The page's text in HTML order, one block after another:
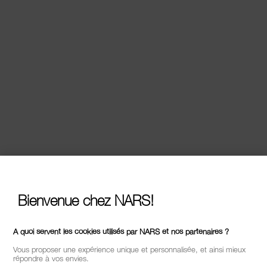
Bienvenue chez NARS!
A quoi servent les cookies utilisés par NARS et nos partenaires ?
Vous proposer une expérience unique et personnalisée, et ainsi mieux
répondre à vos envies.